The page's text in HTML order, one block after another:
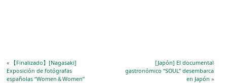
« 【Finalizado】[Nagasaki]
Exposición de fotógrafas
españolas “Women＆Women”
[Japón] El documental
gastronómico “SOUL” desembarca
en Japón »